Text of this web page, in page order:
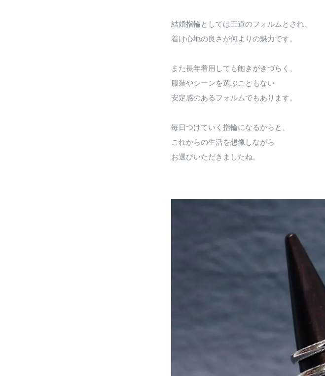
結婚指輪としては王道のフォルムとされ、
着け心地の良さが何よりの魅力です。
また長年着用しても飽きがきづらく、
服装やシーンを選ぶこともない
安定感のあるフォルムでもあります。
毎日つけていく指輪になるからと、
これからの生活を想像しながら
お選びいただきましたね。